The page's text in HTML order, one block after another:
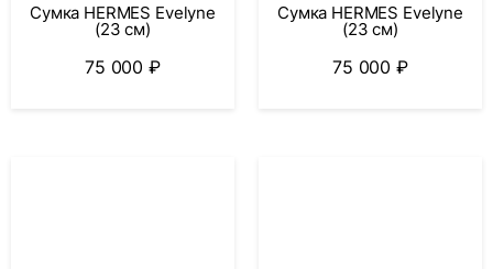
Сумка HERMES Evelyne
(23 см)
75 000₽
Сумка HERMES Evelyne
(23 см)
75 000₽